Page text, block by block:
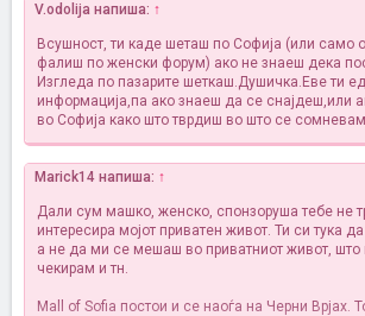
V.odolija напиша: ↑
Всушност, ти каде шеташ по Софија (или само
фалиш по женски форум) ако не знаеш дека
Изгледа по пазарите шеткаш.Душичка.Еве ти
информација,па ако знаеш да се снајдеш,или
во Софија како што тврдиш во што се сомневам
Marick14 напиша: ↑
Дали сум машко, женско, спонзоруша тебе не
интересира мојот приватен живот. Ти си тука
а не да ми се мешаш во приватниот живот,
чекирам и тн.
Mall of Sofia постои и се наоѓа на Черни Врјах.